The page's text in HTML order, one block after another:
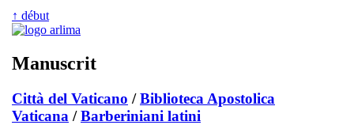
↑ début
Manuscrit
Città del Vaticano /Biblioteca Apostolica
Vaticana /Barberiniani latini